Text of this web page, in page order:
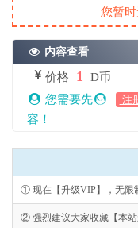
您暂时
内容查看
价格 1
D币
您需要先
注
容！
① 现在【升级VIP】，无限
② 强烈建议大家收藏【本